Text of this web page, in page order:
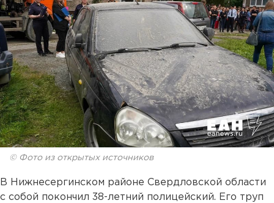
© Фото из открытых источников
В Нижнесергинском районе Свердловской области
с собой покончил 38-летний полицейский. Его труп